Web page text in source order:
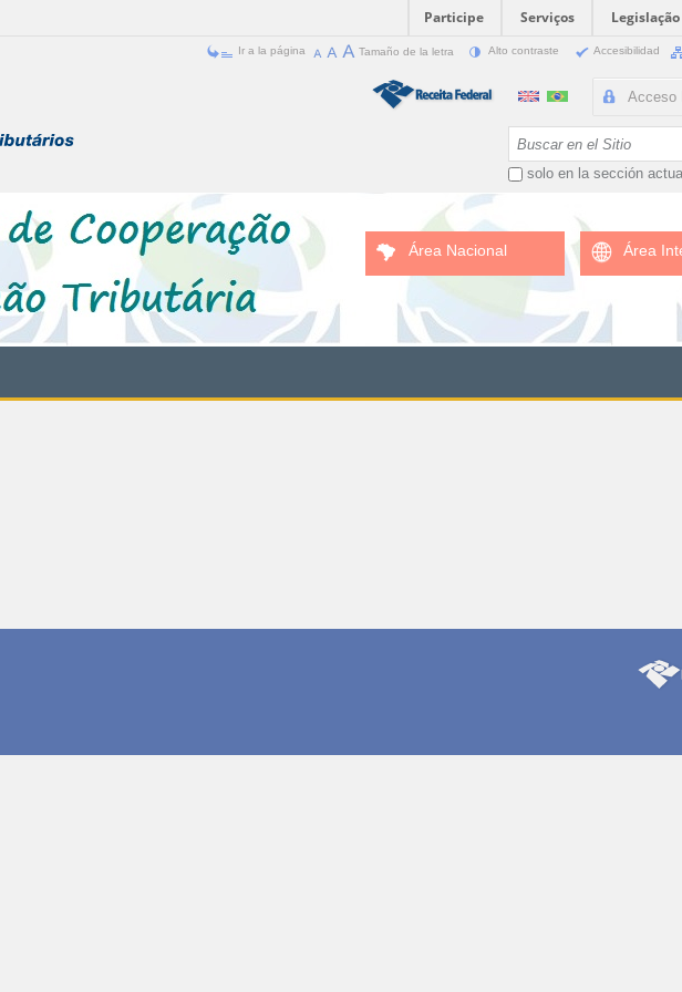
Participe Serviços Legislação
Ir a la página Tamaño de la letra Alto contraste Accesibilidad
Acceso
solo en la sección actual
Área Nacional Área